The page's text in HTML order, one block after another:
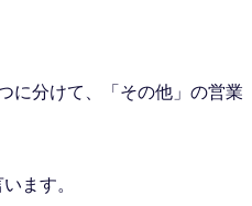
に分けて、「その他」の営業
ます。